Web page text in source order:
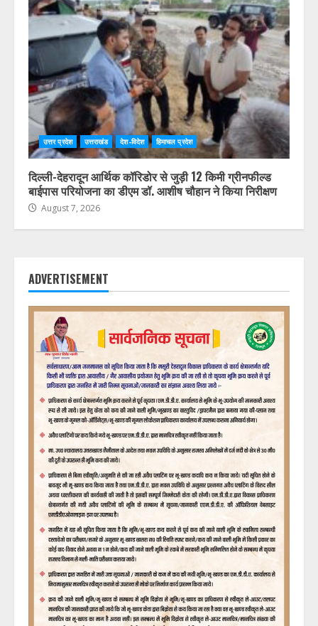
उत्तर प्रदेश उत्तराखंड देश-विदेश हिमाचल प्रदेश
दिल्ली-देहरादून आर्थिक कॉरिडोर से जुड़ी 12 किमी ग्रीनफील्ड
बाईपास परियोजना का डीएम डॉ. आशीष चौहान ने किया निरीक्षण
August 7, 2026
ADVERTISEMENT